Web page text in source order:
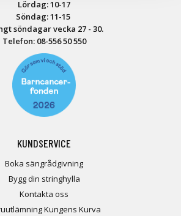
Lördag: 10-17
Söndag: 11-15
söndagar vecka 27 - 30.
Telefon: 08-556 50 550
KUNDSERVICE
Boka sängrådgivning
Bygg din stringhylla
Kontakta oss
Kungens Kurva